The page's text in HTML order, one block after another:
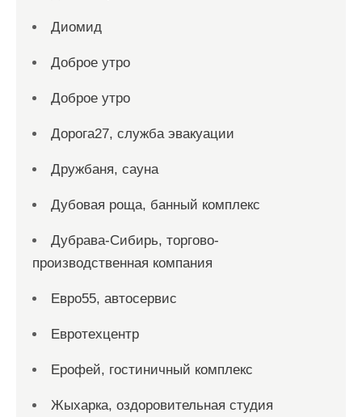
Диомид
Доброе утро
Доброе утро
Дорога27, служба эвакуации
Дружбаня, сауна
Дубовая роща, банный комплекс
Дубрава-Сибирь, торгово-
производственная компания
Евро55, автосервис
Евротехцентр
Ерофей, гостиничный комплекс
Жыхарка, оздоровительная студия